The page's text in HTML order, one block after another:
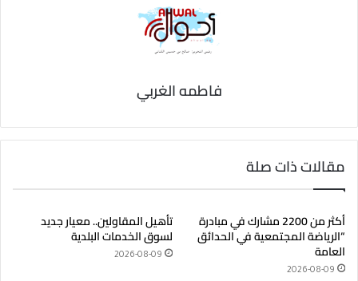
فاطمه الغربي
مقالات ذات صلة
أكثر من 2200 مشارك في مبادرة
“الرياضة المجتمعية في الحدائق
العامة
2026-08-09
تأهيل المقاولين.. معيار جديد
لسوق الخدمات البلدية
2026-08-09